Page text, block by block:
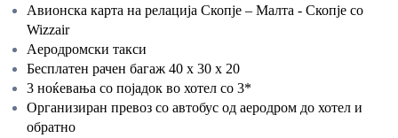
Авионска карта на релација Скопје – Малта - Скопје со
Wizzair
Аеродромски такси
Бесплатен рачен багаж 40 x 30 x 20
3 ноќевања со појадок во хотел со 3*
Организиран превоз со автобус од аеродром до хотел и
обратно